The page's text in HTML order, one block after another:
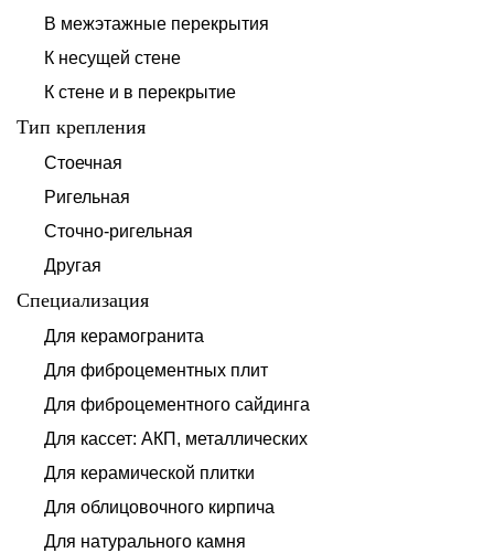
В межэтажные перекрытия
К несущей стене
К стене и в перекрытие
Тип крепления
Стоечная
Ригельная
Сточно-ригельная
Другая
Специализация
Для керамогранита
Для фиброцементных плит
Для фиброцементного сайдинга
Для кассет: АКП, металлических
Для керамической плитки
Для облицовочного кирпича
Для натурального камня